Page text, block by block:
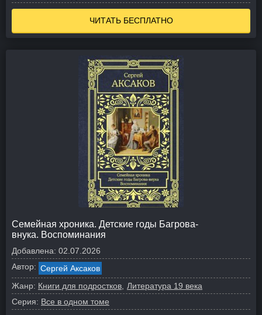
ЧИТАТЬ БЕСПЛАТНО
Семейная хроника. Детские годы Багрова-
внука. Воспоминания
Добавлена: 02.07.2026
Автор: Сергей Аксаков
Жанр: Книги для подростков
Литература 19 века
Серия: Все в одном томе